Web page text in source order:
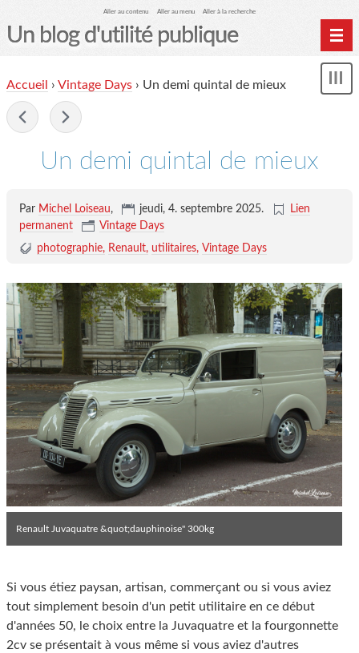
Aller au contenu Aller au menu Aller à la recherche
Un blog d'utilité publique
le Glob qui nuisait grave
Page de liens
le blog des origines
Accueil › Vintage Days › Un demi quintal de mieux
Un demi quintal de mieux
Par Michel Loiseau, jeudi, 4. septembre 2025.
Lien
permanent
Vintage Days
photographie
Renault utilitaires Vintage Days
Renault Juvaquatre &quot;dauphinoise" 300kg
Si vous étiez paysan, artisan, commerçant ou si vous aviez
tout simplement besoin d'un petit utilitaire en ce début
d'années 50, le choix entre la Juvaquatre et la fourgonnette
2cv se présentait à vous même si vous aviez d'autres